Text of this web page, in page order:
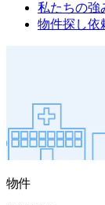
私たちの強
物件探し依
物件